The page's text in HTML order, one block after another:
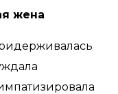
жена